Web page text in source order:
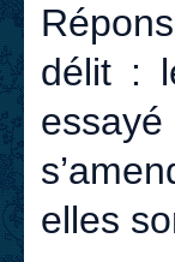
délit :
elles